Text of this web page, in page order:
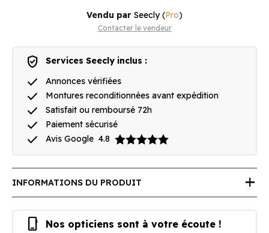
Vendu par Seecly(Pro)
Contacter le vendeur
verified_user Services Seecly inclus :
done Annonces vérifiées
done Montures reconditionnées avant expédition
done Satisfait ou remboursé 72h
done Paiement sécurisé
done Avis Google 4.8
INFORMATIONS DU PRODUIT add
phone_iphone Nos opticiens sont à votre écoute !